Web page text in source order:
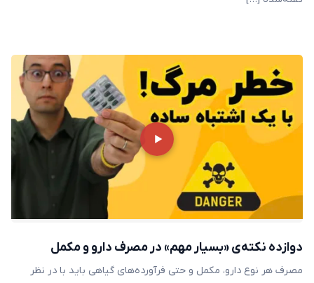
دوازده نکته‌ی «بسیار مهم» در مصرف دارو و مکمل
مصرف هر نوع دارو، مکمل و حتی فرآورده‌های گیاهی باید با در نظر